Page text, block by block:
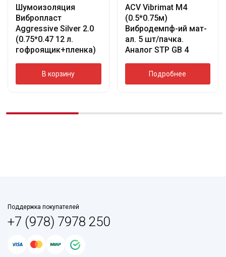
Шумоизоляция
Вибропласт
Aggressive Silver 2.0
(0.75*0.47 12 л.
гофроящик+пленка)
В корзину
ACV Vibrimat M4
(0.5*0.75м)
Вибродемпф-ий мат-
ал. 5 шт/пачка.
Аналог STP GB 4
Подробнее
Поддержка покупателей
+7 (978) 7978 250